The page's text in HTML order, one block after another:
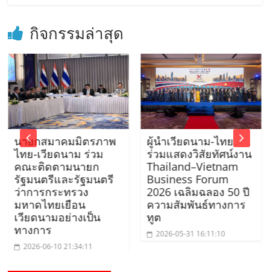
กิจกรรมล่าสุด
นายกสมาคมมิตรภาพ
ไทย-เวียดนาม ร่วม
คณะติดตามนายก
รัฐมนตรีและรัฐมนตรี
ว่าการกระทรวง
มหาดไทยเยือน
เวียดนามอย่างเป็น
ทางการ
2026-06-10 21:34:11
ผู้นำเวียดนาม-ไทย
ร่วมแสดงวิสัยทัศน์งาน
Thailand–Vietnam
Business Forum
2026 เฉลิมฉลอง 50 ปี
ความสัมพันธ์ทางการ
ทูต
2026-05-31 16:11:10